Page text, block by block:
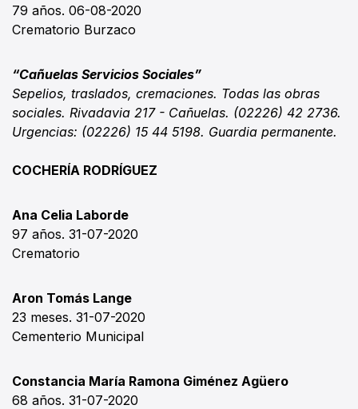
79 años. 06-08-2020
Crematorio Burzaco
“Cañuelas Servicios Sociales”
Sepelios, traslados, cremaciones. Todas las obras
sociales. Rivadavia 217 - Cañuelas. (02226) 42 2736.
Urgencias: (02226) 15 44 5198. Guardia permanente.
COCHERÍA RODRÍGUEZ
Ana Celia Laborde
97 años. 31-07-2020
Crematorio
Aron Tomás Lange
23 meses. 31-07-2020
Cementerio Municipal
Constancia María Ramona Giménez Agüero
68 años. 31-07-2020